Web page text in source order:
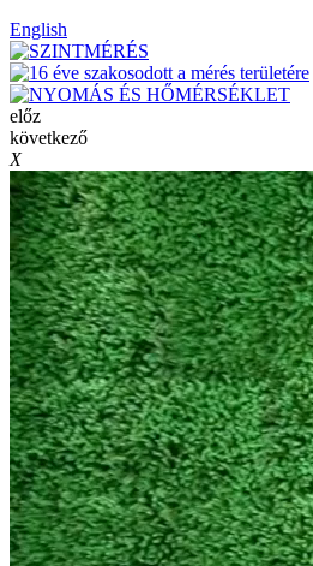
English
előz
következő
X